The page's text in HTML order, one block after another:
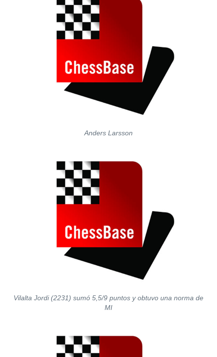
Anders Larsson
Vilalta Jordi (2231) sumó 5,5/9 puntos y obtuvo una norma de
MI